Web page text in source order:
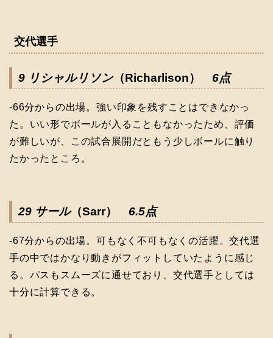
交代選手
9 リシャルリソン（Richarlison） 6点
-66分からの出場。強い印象を残すことはできなかっ
た。いい形でボールが入ることもなかったため、評価
が難しいが、この試合展開だともう少しボールに触り
たかったところ。
29 サール（Sarr） 6.5点
-67分からの出場。可もなく不可もなくの活躍。交代選
手の中ではかなり動きがフィットしていたように感じ
る。パスもスムーズに通せており、交代選手としては
十分に計算できる。